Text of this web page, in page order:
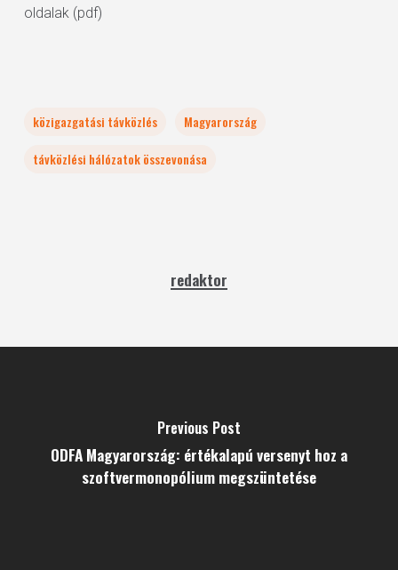
oldalak (pdf)
közigazgatási távközlés
Magyarország
távközlési hálózatok összevonása
redaktor
Previous Post
ODFA Magyarország: értékalapú versenyt hoz a
szoftvermonopólium megszüntetése